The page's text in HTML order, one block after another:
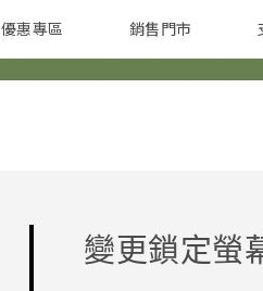
智慧型手機 配件
優惠專區
焦點訊息 校園專案
銷售門市
銷售通路
變更鎖定螢